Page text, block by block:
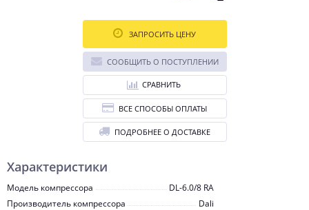
Характеристики
Модель компрессора
DL-6.0/8 RA
Производитель компрессора
Dali
ЗАПРОСИТЬ ЦЕНУ
СООБЩИТЬ О ПОСТУПЛЕНИИ
СРАВНИТЬ
ВСЕ СПОСОБЫ ОПЛАТЫ
ПОДРОБНЕЕ О ДОСТАВКЕ